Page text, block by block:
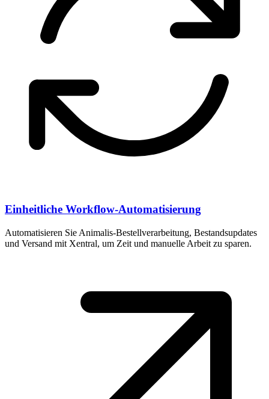
Einheitliche Workflow-Automatisierung
Automatisieren Sie Animalis-Bestellverarbeitung, Bestandsupdates
und Versand mit Xentral, um Zeit und manuelle Arbeit zu sparen.